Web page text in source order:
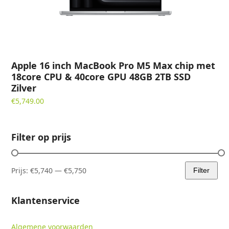
Apple 16 inch MacBook Pro M5 Max chip met
18core CPU & 40core GPU 48GB 2TB SSD
Zilver
€5,749.00
Filter op prijs
Min.
Max.
Filter
Prijs:€5,740 —€5,750
Klantenservice
Algemene voorwaarden